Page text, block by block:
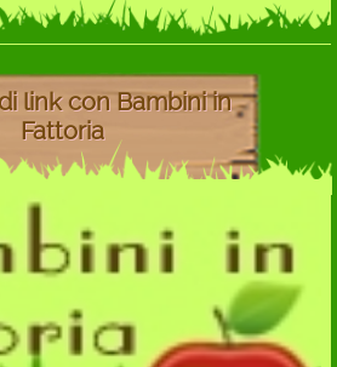
link con Bambini in
Fattoria